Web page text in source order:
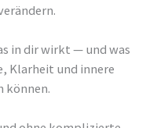
in dir wirkt — und was
Klarheit und innere
können.